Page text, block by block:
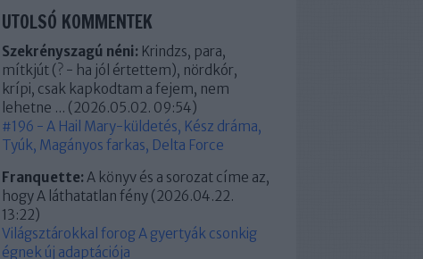
UTOLSÓ KOMMENTEK
Szekrényszagú néni: Krindzs, para,
mítkjút (? - ha jól értettem), nördkór,
krípi, csak kapkodtam a fejem, nem
lehetne ... (2026.05.02. 09:54)
#196 - A Hail Mary-küldetés, Kész dráma,
Tyúk, Magányos farkas, Delta Force
Franquette: A könyv és a sorozat címe az,
hogy A láthatatlan fény (2026.04.22.
13:22)
Világsztárokkal forog A gyertyák csonkig
égnek új adaptációja